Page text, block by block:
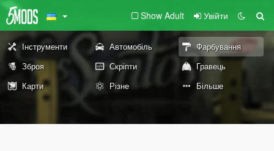
Show Adult Увійти
Інструменти Автомобіль
Фарбування
Зброя
Скріпти
Гравець
Карти
Різне Більше